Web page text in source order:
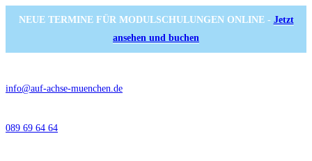
NEUE TERMINE FÜR MODULSCHULUNGEN ONLINE - Jetzt
ansehen und buchen
info@auf-achse-muenchen.de
089 69 64 64